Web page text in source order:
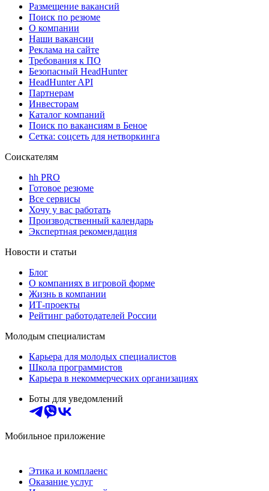
Размещение вакансий
Поиск по резюме
О компании
Наши вакансии
Реклама на сайте
Требования к ПО
Безопасный HeadHunter
HeadHunter API
Партнерам
Инвесторам
Каталог компаний
Поиск по вакансиям в Беное
Сетка: соцсеть для нетворкинга
Соискателям
hh PRO
Готовое резюме
Все сервисы
Хочу у вас работать
Производственный календарь
Экспертная рекомендация
Новости и статьи
Блог
О компаниях в игровой форме
Жизнь в компании
ИТ-проекты
Рейтинг работодателей России
Молодым специалистам
Карьера для молодых специалистов
Школа программистов
Карьера в некоммерческих организациях
Боты для уведомлений
Мобильное приложение
Этика и комплаенс
Оказание услуг